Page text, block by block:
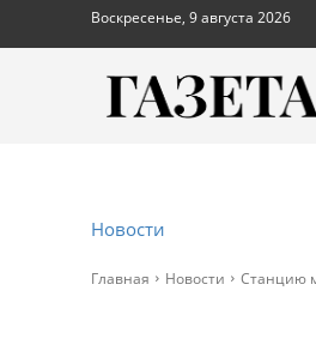
Воскресенье, 9 августа 2026
Новости
Главная Новости Станцию